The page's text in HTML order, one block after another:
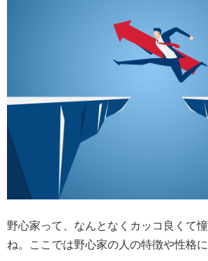
野心家って、なんとなくカッコ良くて
ね。ここでは野心家の人の特徴や性格に